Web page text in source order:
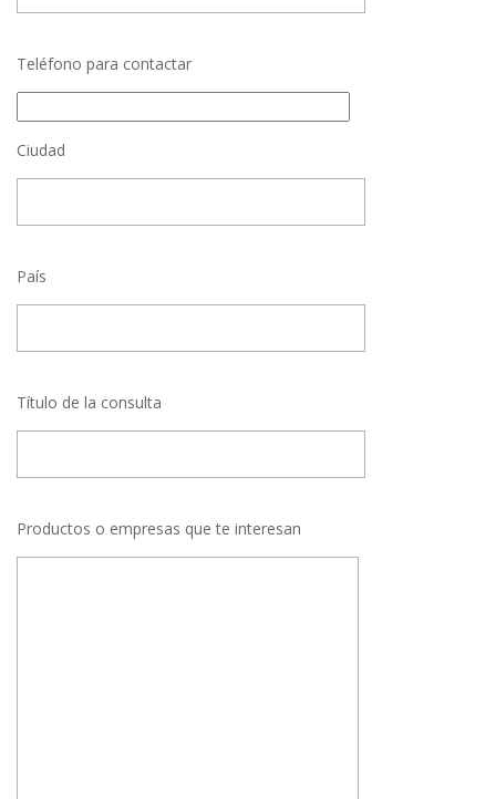
Teléfono para contactar
Ciudad
País
Título de la consulta
Productos o empresas que te interesan